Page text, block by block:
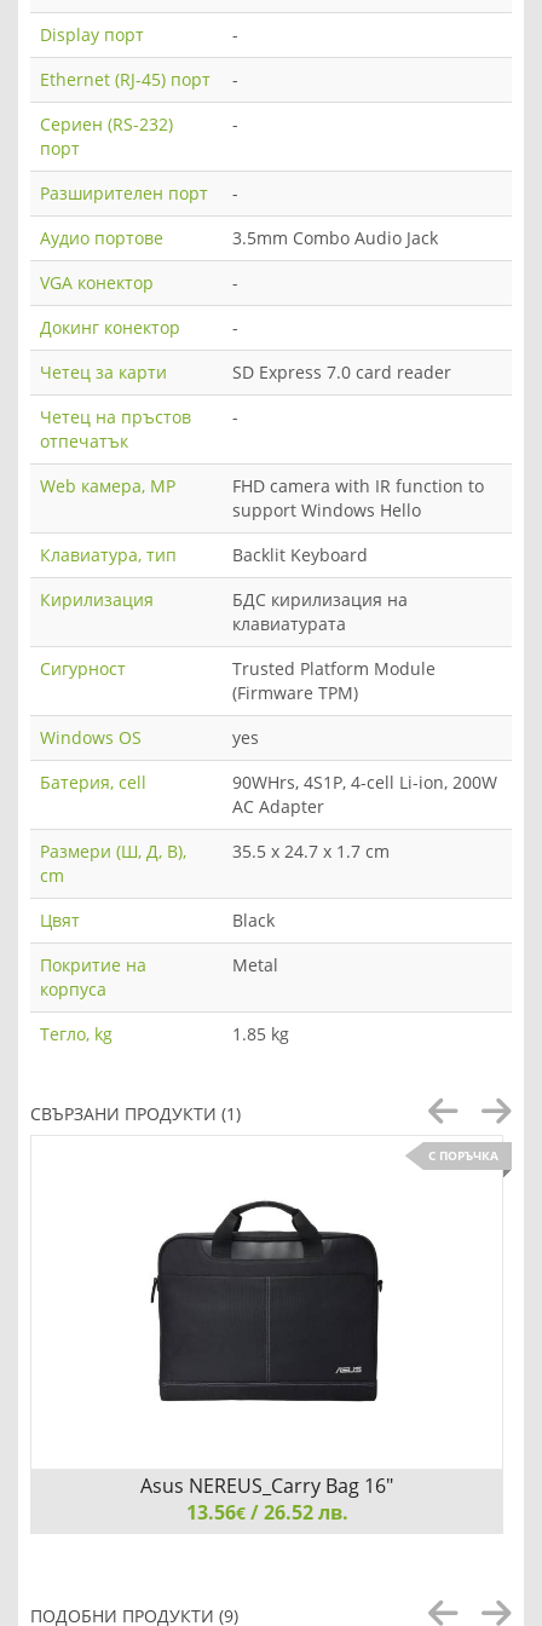
Display порт
-
Ethernet (RJ-45) порт
-
Сериен (RS-232)
порт
-
Разширителен порт
-
Аудио портове
3.5mm Combo Audio Jack
VGA конектор
-
Докинг конектор
-
Четец за карти
SD Express 7.0 card reader
Четец на пръстов
отпечатък
-
Web камера, MP
FHD camera with IR function to
support Windows Hello
Клавиатура, тип
Backlit Keyboard
Кирилизация
БДС кирилизация на
клавиатурата
Сигурност
Trusted Platform Module
(Firmware TPM)
Windows OS
yes
Батерия, cell
90WHrs, 4S1P, 4-cell Li-ion, 200W
AC Adapter
Размери (Ш, Д, В),
cm
35.5 x 24.7 x 1.7 cm
Цвят
Black
Покритие на
корпуса
Metal
Тегло, kg 1.85 kg
СВЪРЗАНИ ПРОДУКТИ (1)
С ПОРЪЧКА
Asus NEREUS_Carry Bag 16"
13.56€/ 26.52 лв.
ПОДОБНИ ПРОДУКТИ (9)